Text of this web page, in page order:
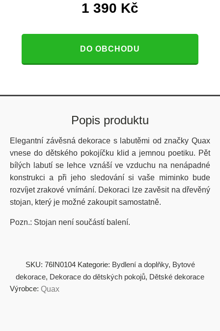
1 390 Kč
DO OBCHODU
Popis produktu
Elegantní závěsná dekorace s labutěmi od značky Quax
vnese do dětského pokojíčku klid a jemnou poetiku. Pět
bílých labutí se lehce vznáší ve vzduchu na nenápadné
konstrukci a při jeho sledování si vaše miminko bude
rozvíjet zrakové vnímání. Dekoraci lze zavěsit na dřevěný
stojan, který je možné zakoupit samostatně.
Pozn.: Stojan není součástí balení.
SKU: 76IN0104 Kategorie: Bydlení a doplňky, Bytové
dekorace, Dekorace do dětských pokojů, Dětské dekorace
Výrobce: Quax